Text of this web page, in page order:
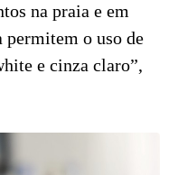
na praia e em
permitem o uso de
e cinza claro”,